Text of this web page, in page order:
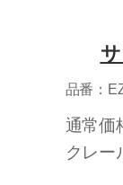
品番：
通常価
クレー